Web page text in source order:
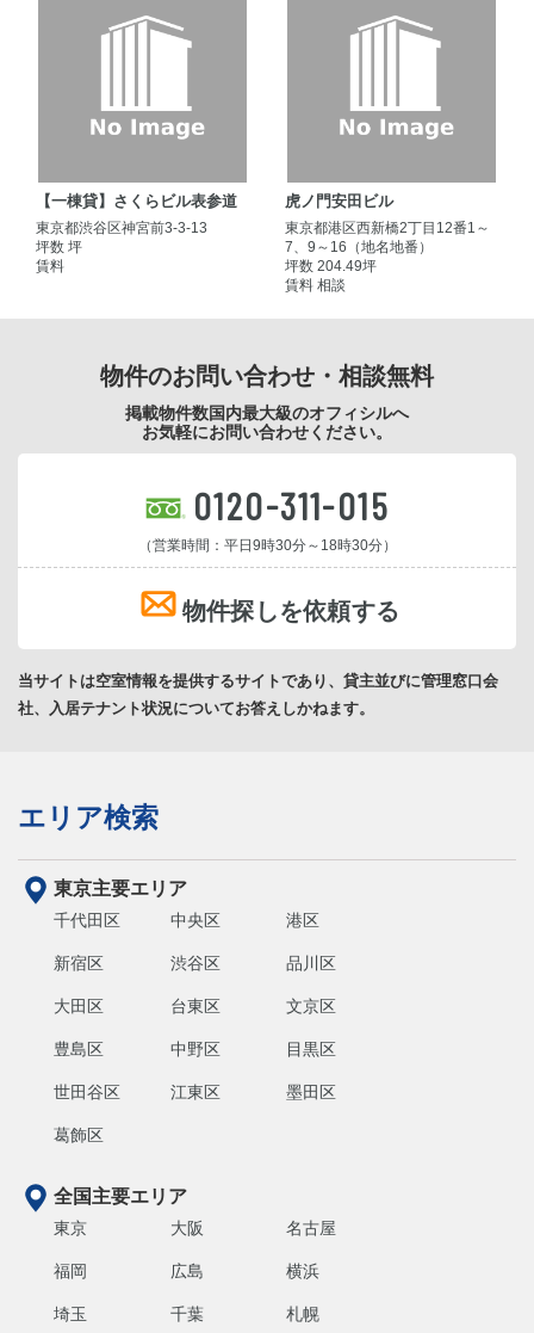
【一棟貸】さくらビル表参道
東京都渋谷区神宮前3-3-13
坪数 坪
賃料
虎ノ門安田ビル
東京都港区西新橋2丁目12番1～
7、9～16（地名地番）
坪数 204.49坪
賃料 相談
物件のお問い合わせ・相談無料
掲載物件数国内最大級のオフィシルへ
お気軽にお問い合わせください。
0120-311-015
（営業時間：平日9時30分～18時30分）
物件探しを依頼する
当サイトは空室情報を提供するサイトであり、貸主並びに管理窓口会
社、入居テナント状況についてお答えしかねます。
エリア検索
東京主要エリア
千代田区 中央区 港区
新宿区 渋谷区 品川区
大田区 台東区 文京区
豊島区 中野区 目黒区
世田谷区 江東区 墨田区
葛飾区
全国主要エリア
東京 大阪 名古屋
福岡 広島 横浜
埼玉 千葉 札幌